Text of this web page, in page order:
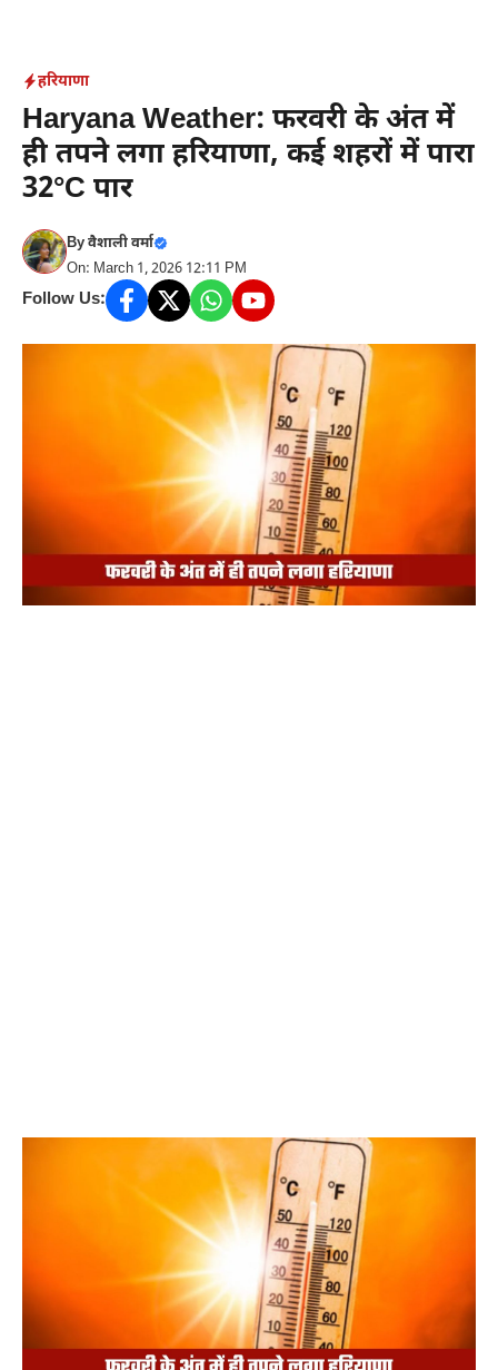
content
हरियाणा
Haryana Weather: फरवरी के अंत में
ही तपने लगा हरियाणा, कई शहरों में पारा
32°C पार
Byवैशाली वर्मा
On: March 1, 2026 12:11 PM
Follow Us: